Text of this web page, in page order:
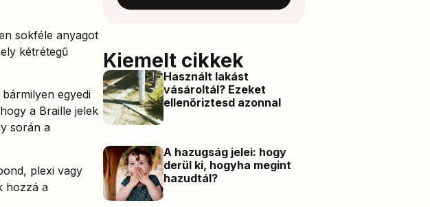
sokféle anyagot
kétrétegű
egyedi
a Braille jelek
során a
plexi vagy
hozzá a
Kiemelt cikkek
Használt lakást
vásároltál? Ezeket
ellenőriztesd azonnal
A hazugság jelei: hogy
derül ki, hogyha megint
hazudtál?